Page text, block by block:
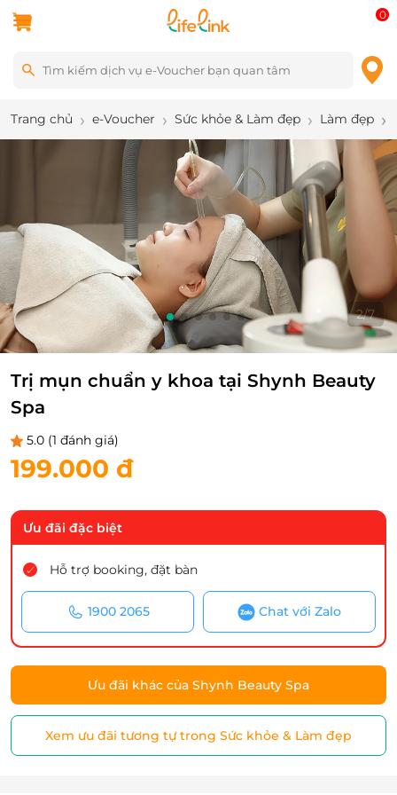
0
Trang chủ e-Voucher Sức khỏe & Làm đẹp Làm đẹp
2/7
Trị mụn chuẩn y khoa tại Shynh Beauty
Spa
5.0 (1 đánh giá)
199.000 đ
Ưu đãi đặc biệt
Hỗ trợ booking, đặt bàn
1900 2065 Chat với Zalo
Ưu đãi khác của Shynh Beauty Spa
Xem ưu đãi tương tự trong Sức khỏe & Làm đẹp